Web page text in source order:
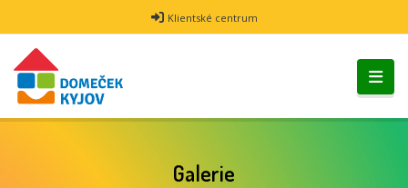
Klientské centrum
Galerie